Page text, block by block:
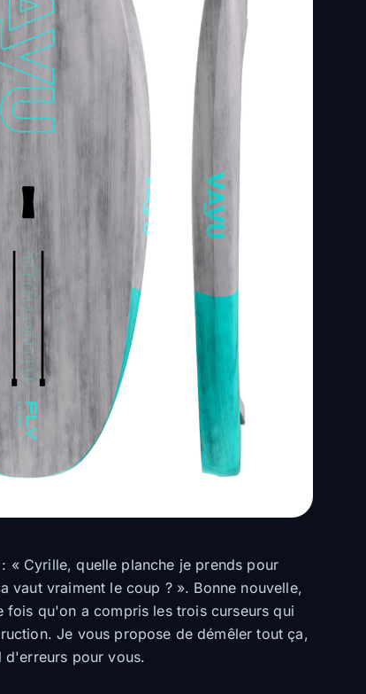
« Cyrille, quelle planche je prends pour
vaut vraiment le coup ? ». Bonne nouvelle,
qu'on a compris les trois curseurs qui
Je vous propose de démêler tout ça,
d'erreurs pour vous.